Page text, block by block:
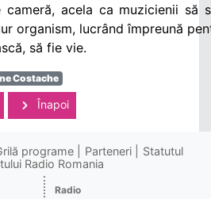
acela ca muzicienii să
organism, lucrând împreună
să fie vie.
Costache
Înapoi
programe Parteneri
Statutul
Radio Romania
Radio